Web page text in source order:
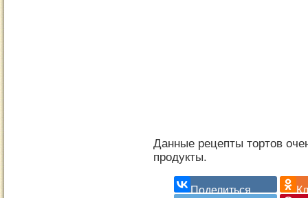
Данные рецепты тортов
продукты.